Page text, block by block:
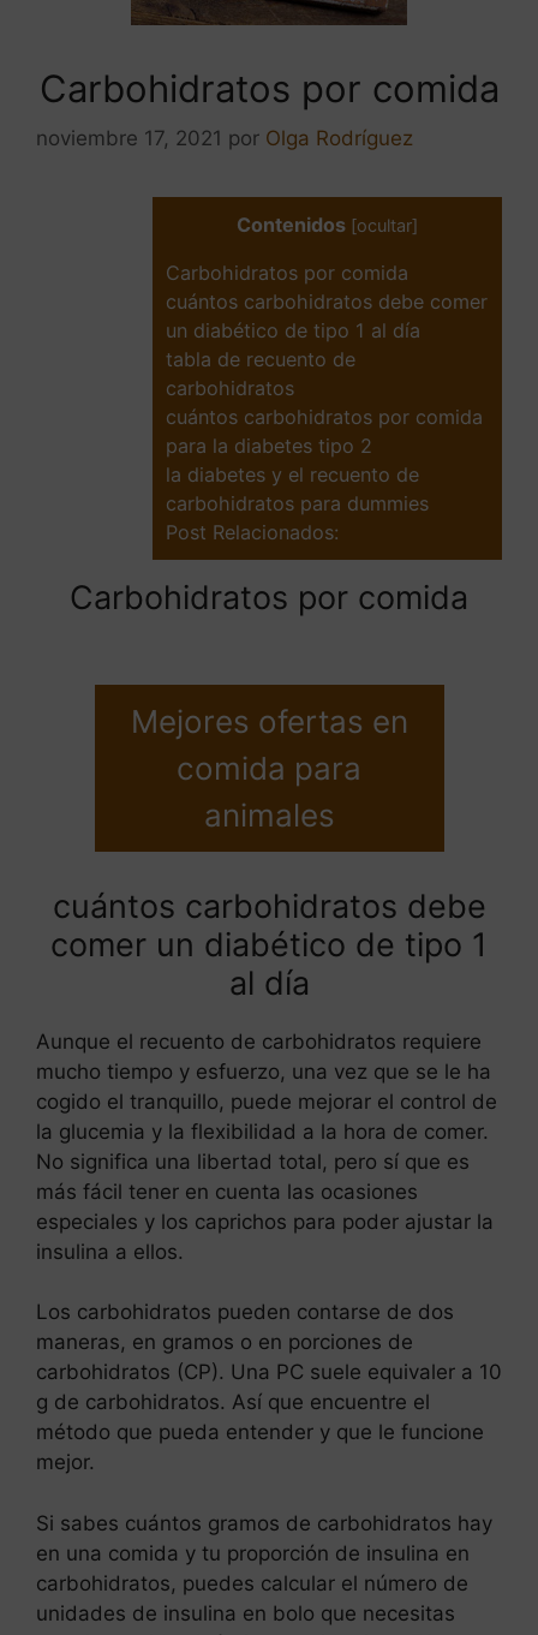
Carbohidratos por comida
noviembre 17, 2021 por Olga Rodríguez
Contenidos [ocultar]
Carbohidratos por comida
cuántos carbohidratos debe comer
un diabético de tipo 1 al día
tabla de recuento de
carbohidratos
cuántos carbohidratos por comida
para la diabetes tipo 2
la diabetes y el recuento de
carbohidratos para dummies
Post Relacionados:
Carbohidratos por comida
Mejores ofertas en
comida para
animales
cuántos carbohidratos debe
comer un diabético de tipo 1
al día
Aunque el recuento de carbohidratos requiere
mucho tiempo y esfuerzo, una vez que se le ha
cogido el tranquillo, puede mejorar el control de
la glucemia y la flexibilidad a la hora de comer.
No significa una libertad total, pero sí que es
más fácil tener en cuenta las ocasiones
especiales y los caprichos para poder ajustar la
insulina a ellos.
Los carbohidratos pueden contarse de dos
maneras, en gramos o en porciones de
carbohidratos (CP). Una PC suele equivaler a 10
g de carbohidratos. Así que encuentre el
método que pueda entender y que le funcione
mejor.
Si sabes cuántos gramos de carbohidratos hay
en una comida y tu proporción de insulina en
carbohidratos, puedes calcular el número de
unidades de insulina en bolo que necesitas